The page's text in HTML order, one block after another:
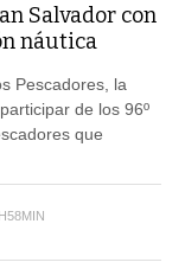
Salvador con
náutica
Pescadores, la
de los 96º
que